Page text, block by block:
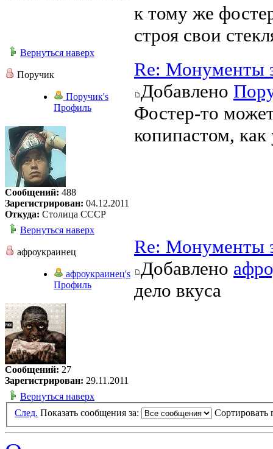
к тому же
строя свои
Вернуться наверх
Поручик
Поручик's
Профиль
Сообщений: 488
Зарегистрирован: 04.12.2011
Откуда: Столица СССР
Re: Монументы
Добавлено
Фостер-то
копипастом,
Вернуться наверх
афроукраинец
афроукраинец's
Профиль
Сообщений: 27
Зарегистрирован: 29.11.2011
Re: Монументы
Добавлено
дело вкуса
Вернуться наверх
След. Показать сообщения за: Сортировать